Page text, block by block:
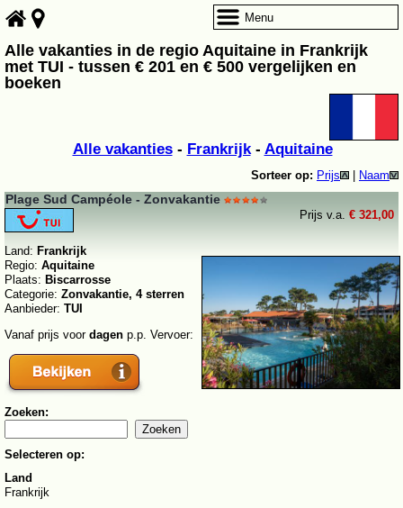
Alle vakanties in de regio Aquitaine in Frankrijk
met TUI - tussen € 201 en € 500 vergelijken en
boeken
Alle vakanties- Frankrijk- Aquitaine
Sorteer op: Prijs Naam
Plage Sud Campéole - Zonvakantie
Prijs v.a. € 321,00
Land: Frankrijk
Regio: Aquitaine
Plaats: Biscarrosse
Categorie: Zonvakantie, 4 sterren
Aanbieder: TUI
Vanaf prijs voor dagen p.p. Vervoer:
Zoeken:
Selecteren op:
Land
Frankrijk
Menu